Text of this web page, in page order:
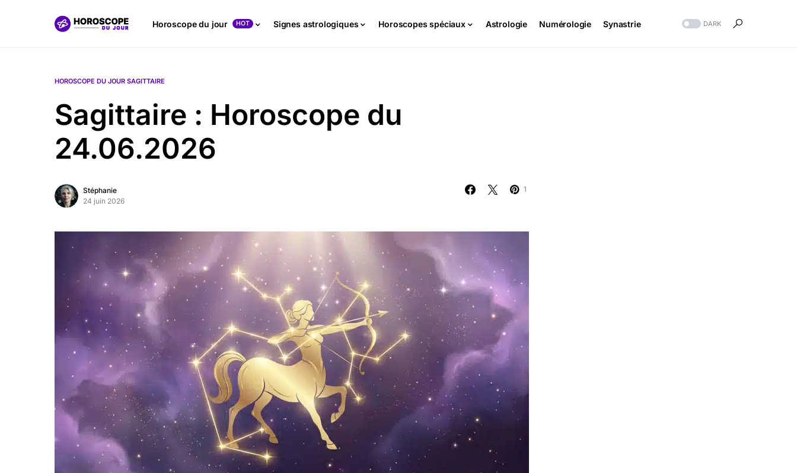
Horoscope du jour HOT Signes astrologiques Horoscopes spéciaux Astrologie Numérologie Synastrie DARK
HOROSCOPE DU JOUR SAGITTAIRE
Sagittaire : Horoscope du
24.06.2026
Stéphanie
24 juin 2026
1